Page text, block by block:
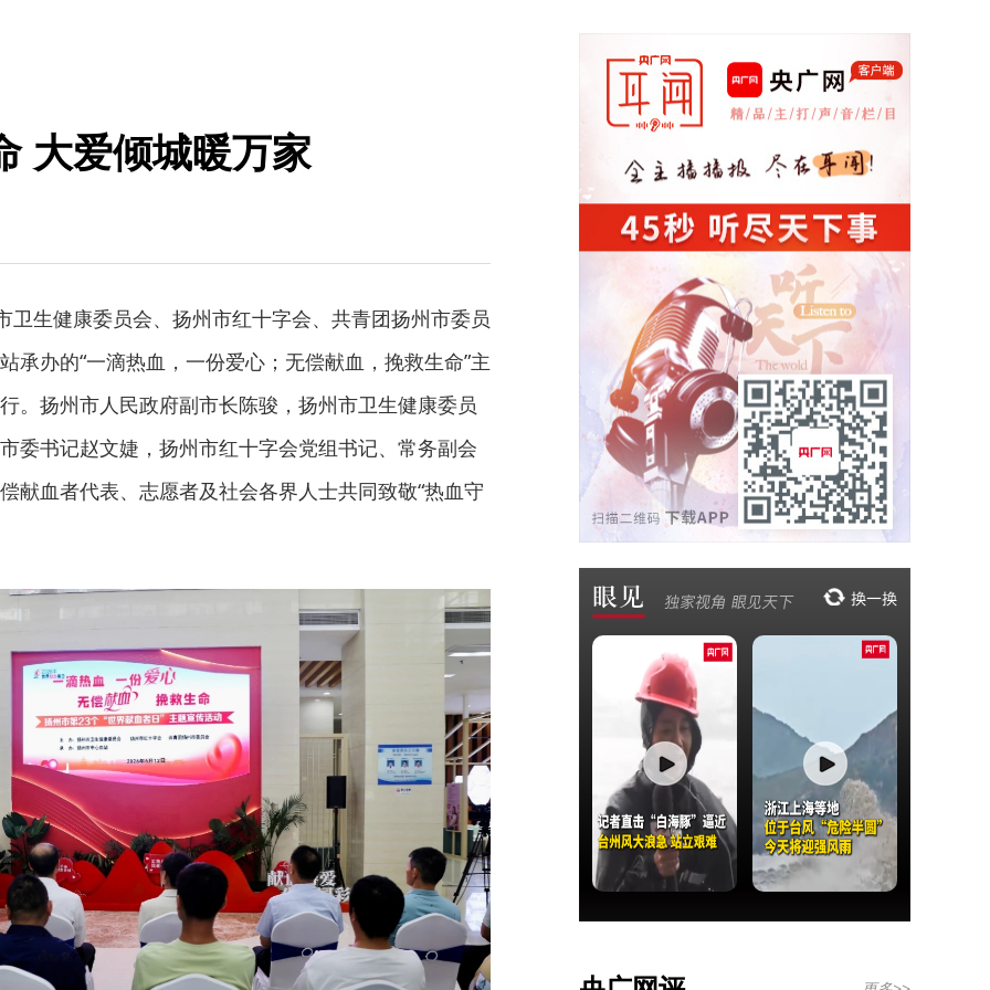
大爱倾城暖万家
卫生健康委员会、扬州市红十字会、共青团扬州市委员
承办的“一滴热血，一份爱心；无偿献血，挽救生命”主
。扬州市人民政府副市长陈骏，扬州市卫生健康委员
委书记赵文婕，扬州市红十字会党组书记、常务副会
献血者代表、志愿者及社会各界人士共同致敬“热血守